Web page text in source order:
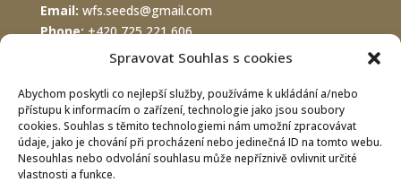
Spravovat Souhlas s cookies
Abychom poskytli co nejlepší služby, používáme k ukládání a/nebo
přístupu k informacím o zařízení, technologie jako jsou soubory
cookies. Souhlas s těmito technologiemi nám umožní zpracovávat
údaje, jako je chování při procházení nebo jedinečná ID na tomto webu.
Nesouhlas nebo odvolání souhlasu může nepříznivě ovlivnit určité
vlastnosti a funkce.
Email: wfs.seeds@gmail.com
Phone:+420 725 221 606
wfs.seeds@gmail.com
Bank connection
IBAN:CZ8620100000002800070575
BIC/SWIFT:FIOBCZPPXXX
Fio banka a.s., Praha 1